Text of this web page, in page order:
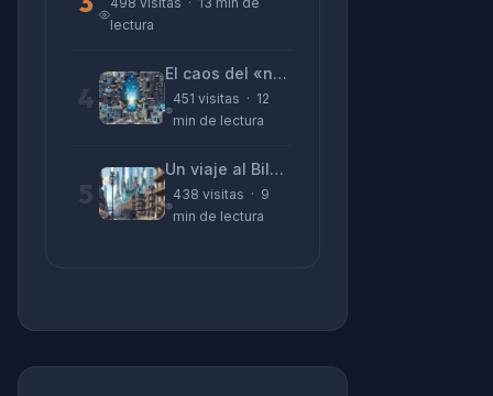
lectura
El caos del «no funciona nada» y la realidad tras la pantalla
451 visitas · 12
min de lectura
Un viaje al Bilbao de 2026 con sabor a 1895
438 visitas · 9
min de lectura